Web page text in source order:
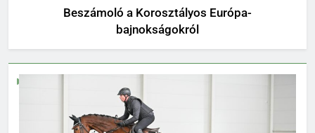
Beszámoló a Korosztályos Európa-
bajnokságokról